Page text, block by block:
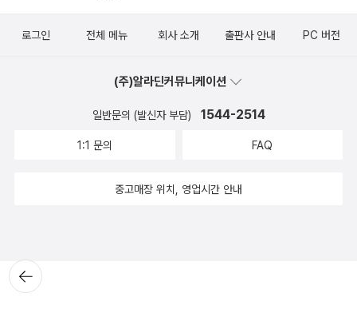
뒤로가
기
로그인 전체 메뉴 회사 소개 출판사 안내 PC 버전
(주)알라딘커뮤니케이션
일반문의 (발신자 부담) 1544-2514
1:1 문의 FAQ
중고매장 위치, 영업시간 안내